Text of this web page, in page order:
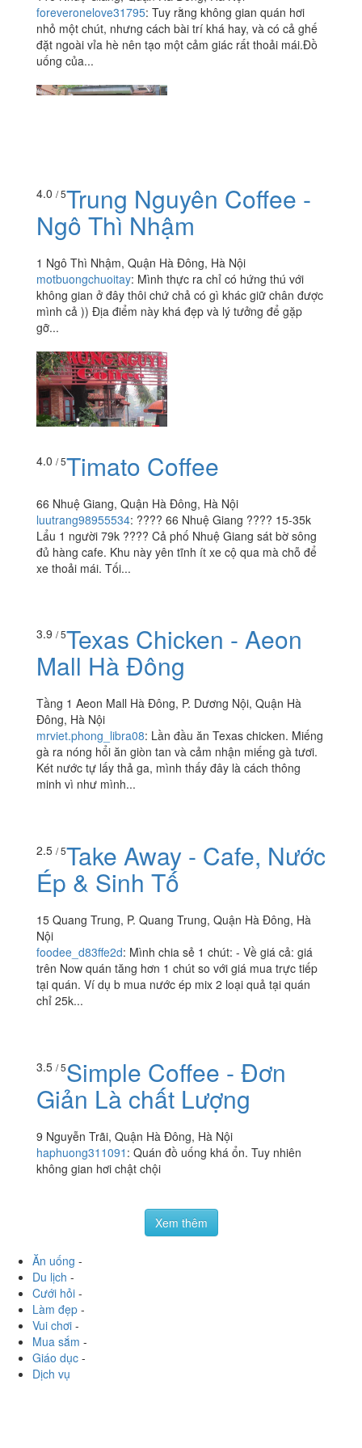
foreveronelove31795: Tuy rằng không gian quán hơi
nhỏ một chút, nhưng cách bài trí khá hay, và có cả ghế
đặt ngoài vỉa hè nên tạo một cảm giác rất thoải mái.Đồ
uống của...
4.0 / 5Trung Nguyên Coffee -
Ngô Thì Nhậm
1 Ngô Thì Nhậm, Quận Hà Đông, Hà Nội
motbuongchuoitay: Mình thực ra chỉ có hứng thú với
không gian ở đây thôi chứ chả có gì khác giữ chân được
mình cả )) Địa điểm này khá đẹp và lý tưởng để gặp
gỡ...
4.0 / 5Timato Coffee
66 Nhuệ Giang, Quận Hà Đông, Hà Nội
luutrang98955534: ???? 66 Nhuệ Giang ???? 15-35k
Lẩu 1 người 79k ???? Cả phố Nhuệ Giang sát bờ sông
đủ hàng cafe. Khu này yên tĩnh ít xe cộ qua mà chỗ để
xe thoải mái. Tối...
3.9/ 5 Texas Chicken - Aeon
Mall Hà Đông
Tầng 1 Aeon Mall Hà Đông, P. Dương Nội, Quận Hà
Đông, Hà Nội
minh vì như mình...
2.5/ 5Take Away - Cafe, Nước
Ép & Sinh Tố
15 Quang Trung, P. Quang Trung, Quận Hà Đông, Hà
Nội
chỉ 25k...
3.5/ 5Simple Coffee - Đơn
Giản Là chất Lượng
Quán đồ uống khá ổn. Tuy nhiên
không gian hơi chật chội
Ăn uống -
Du lịch-
Cưới hỏi-
Làm đẹp